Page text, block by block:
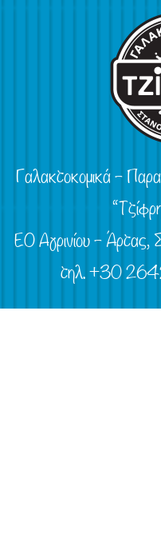
Γαλακτοκομικά –
ΕΟ Αγρινίου – Άρτας,
τηλ. +30